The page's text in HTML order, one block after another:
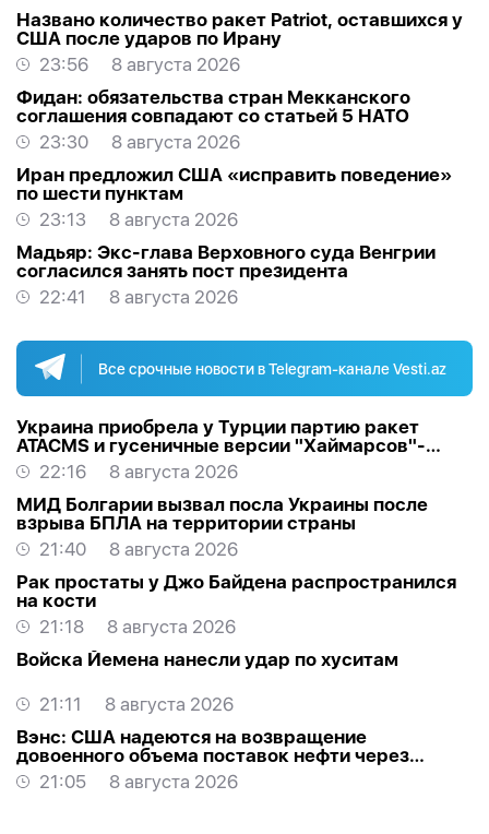
Названо количество ракет Patriot, оставшихся у
США после ударов по Ирану
23:56
8 августа 2026
Фидан: обязательства стран Мекканского
соглашения совпадают со статьей 5 НАТО
23:30
8 августа 2026
Иран предложил США «исправить поведение»
по шести пунктам
23:13
8 августа 2026
Мадьяр: Экс-глава Верховного суда Венгрии
согласился занять пост президента
22:41
8 августа 2026
Все срочные новости в Telegram-канале Vesti.az
Украина приобрела у Турции партию ракет
ATACMS и гусеничные версии "Хаймарсов"-
ОБНОВЛЕНО
22:16
8 августа 2026
МИД Болгарии вызвал посла Украины после
взрыва БПЛА на территории страны
21:40
8 августа 2026
Рак простаты у Джо Байдена распространился
на кости
21:18
8 августа 2026
Войска Йемена нанесли удар по хуситам
21:11
8 августа 2026
Вэнс: США надеются на возвращение
довоенного объема поставок нефти через
Ормуз
21:05 8 августа 2026